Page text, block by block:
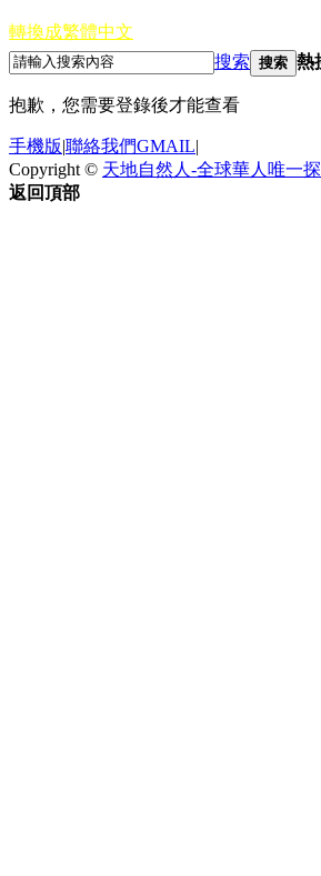
轉換成繁體中文
搜索 搜索 熱
抱歉，您需要登錄後才能查看
手機版|聯絡我們GMAIL|
Copyright © 天地自然人-全球華人唯一
返回頂部